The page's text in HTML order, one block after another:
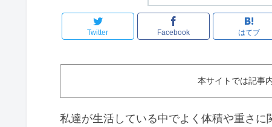
Twitter Facebook はてブ
本サイトでは記事
私達が生活している中でよく体積や重さに